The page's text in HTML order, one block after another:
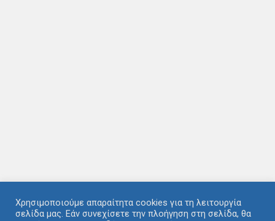
Χρησιμοποιούμε απαραίτητα cookies για τη λειτουργία
σελίδα μας. Εάν συνεχίσετε την πλοήγηση στη σελίδα, θα